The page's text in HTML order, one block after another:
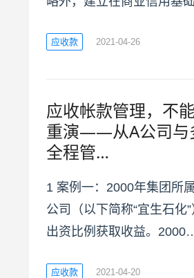
应收款 2021-04-26
应收帐款管理，不
重演——从A公司与
全程管…
1 案例一：2000年集团所
公司（以下简称“宜生石化
出资比例获取收益。
应收款 2021-04-20